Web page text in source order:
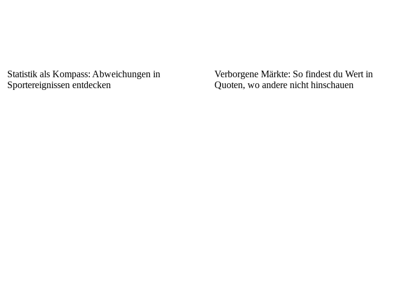
Statistik als Kompass: Abweichungen in
Sportereignissen entdecken
Verborgene Märkte: So findest du Wert in
Quoten, wo andere nicht hinschauen